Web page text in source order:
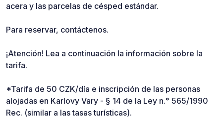
acera y las parcelas de césped estándar.
Para reservar, contáctenos.
¡Atención! Lea a continuación la información sobre la
tarifa.
*Tarifa de 50 CZK/día e inscripción de las personas
alojadas en Karlovy Vary - § 14 de la Ley n.° 565/1990
Rec. (similar a las tasas turísticas).